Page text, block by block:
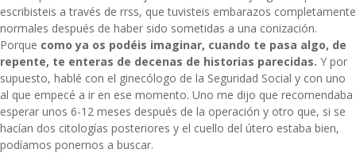
escribisteis a través de rrss, que tuvisteis embarazos completamente
normales después de haber sido sometidas a una conización.
Porque como ya os podéis imaginar, cuando te pasa algo, de
repente, te enteras de decenas de historias parecidas. Y por
supuesto, hablé con el ginecólogo de la Seguridad Social y con uno
al que empecé a ir en ese momento. Uno me dijo que recomendaba
esperar unos 6-12 meses después de la operación y otro que, si se
hacían dos citologías posteriores y el cuello del útero estaba bien,
podíamos ponernos a buscar.